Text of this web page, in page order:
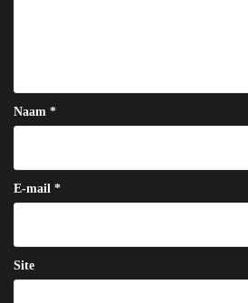
Naam *
E-mail *
Site